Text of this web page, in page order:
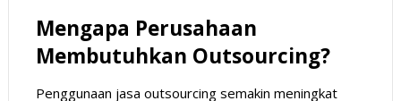
Mengapa Perusahaan
Membutuhkan Outsourcing?
Penggunaan jasa outsourcing semakin meningkat